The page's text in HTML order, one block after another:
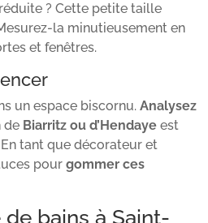
? Cette petite taille
la minutieusement en
et fenêtres.
un espace biscornu.Analysez
de Biarritz ou d’Hendaye est
tant que décorateur et
pourgommer ces
bains à Saint-